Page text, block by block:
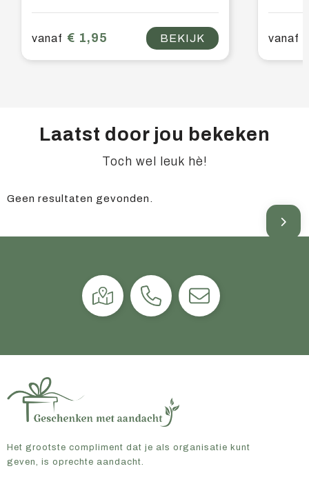
vanaf € 1,95 BEKIJK vanaf
Laatst door jou bekeken
Toch wel leuk hè!
Geen resultaten gevonden.
Het grootste compliment dat je als organisatie kunt
geven, is oprechte aandacht.